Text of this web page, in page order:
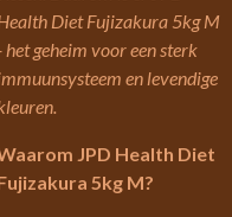
Diet Fujizakura 5kg M
het geheim voor een sterk
en levendige
JPD Health Diet
5kg M?